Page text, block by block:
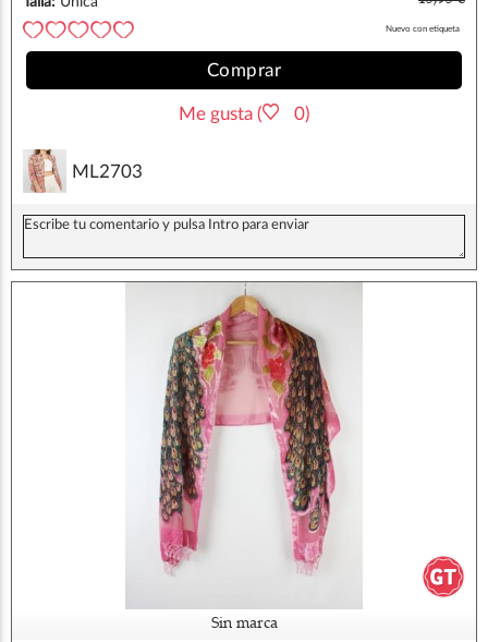
Nuevo con etiqueta
Comprar
Me gusta ( 0)
ML2703
Sin marca